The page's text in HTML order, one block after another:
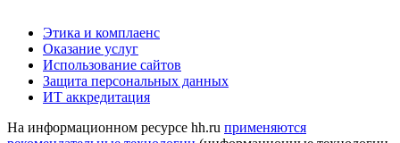
Этика и комплаенс
Оказание услуг
Использование сайтов
Защита персональных данных
ИТ аккредитация
На информационном ресурсе hh.ru применяются